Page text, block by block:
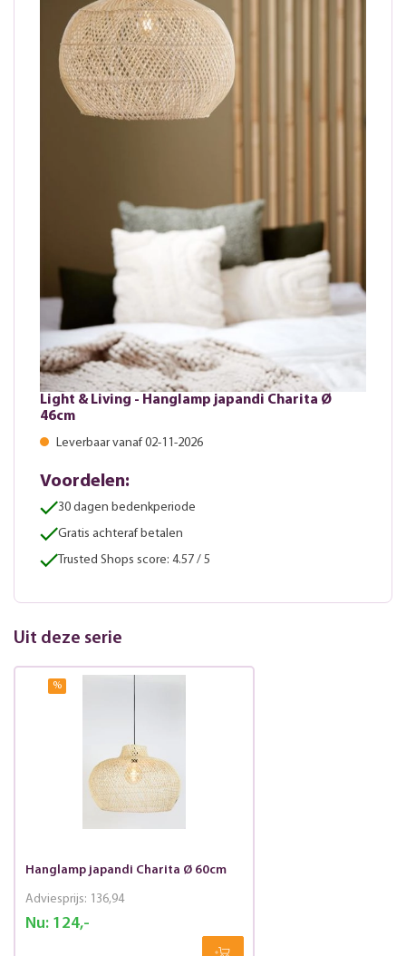
Light & Living - Hanglamp japandi Charita Ø
46cm
Leverbaar vanaf 02-11-2026
Voordelen:
30 dagen bedenkperiode
Gratis achteraf betalen
Trusted Shops score: 4.57 / 5
Uit deze serie
%
Hanglamp japandi Charita Ø 60cm
Nu:124,-
Adviesprijs: 136,94